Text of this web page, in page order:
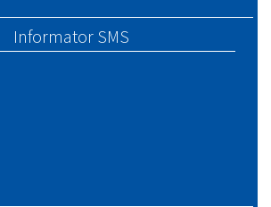
Informator SMS